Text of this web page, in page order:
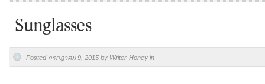
Sunglasses
Posted กรกฎาคม 9, 2015 by Writer-Honey in